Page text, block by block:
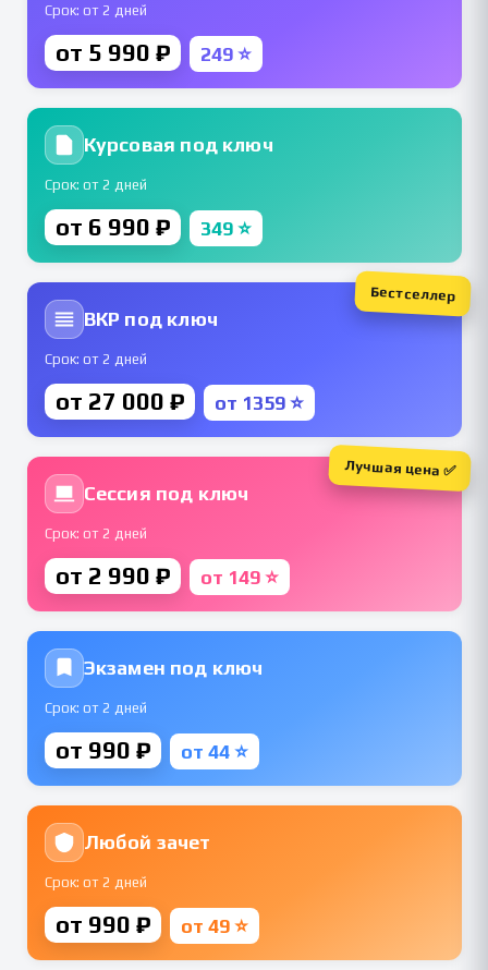
Срок: от 2 дней
от 5 990 ₽ 249 ⭐
Курсовая под ключ
Срок: от 2 дней
от 6 990 ₽ 349 ⭐
ВКР под ключ
Срок: от 2 дней
от 27 000 ₽ от 1359 ⭐
Бестселлер
Сессия под ключ
Срок: от 2 дней
от 2 990 ₽ от 149 ⭐
Лучшая цена ✅
Экзамен под ключ
Срок: от 2 дней
от 990 ₽ от 44 ⭐
Любой зачет
Срок: от 2 дней
от 990 ₽ от 49 ⭐